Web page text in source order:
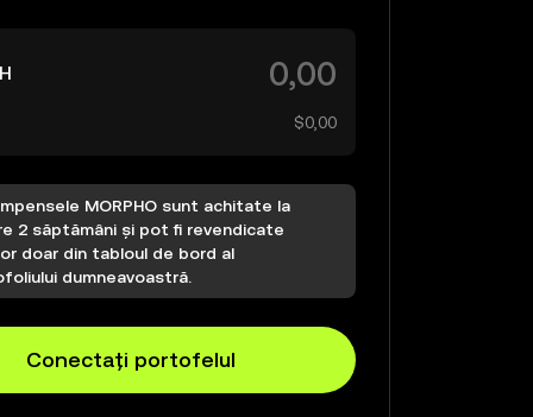
$0,00
MORPHO sunt achitate la
2 săptămâni și pot fi revendicate
doar din tabloul de bord al
dumneavoastră.
Conectați portofelul